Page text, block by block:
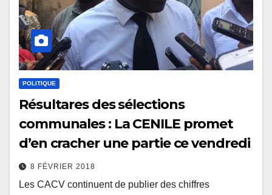
POLITIQUE
Résultares des sélections
communales : La CENILE promet
d’en cracher une partie ce vendredi
8 FÉVRIER 2018
Les CACV continuent de publier des chiffres